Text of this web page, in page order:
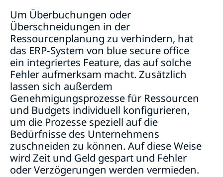
Um Überbuchungen oder
Überschneidungen in der
Ressourcenplanung zu verhindern, hat
das ERP-System von blue secure office
ein integriertes Feature, das auf solche
Fehler aufmerksam macht. Zusätzlich
lassen sich außerdem
Genehmigungsprozesse für Ressourcen
und Budgets individuell konfigurieren,
um die Prozesse speziell auf die
Bedürfnisse des Unternehmens
zuschneiden zu können. Auf diese Weise
wird Zeit und Geld gespart und Fehler
oder Verzögerungen werden vermieden.